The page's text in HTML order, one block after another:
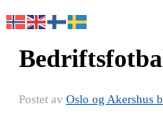
Postet av Oslo og Akershus